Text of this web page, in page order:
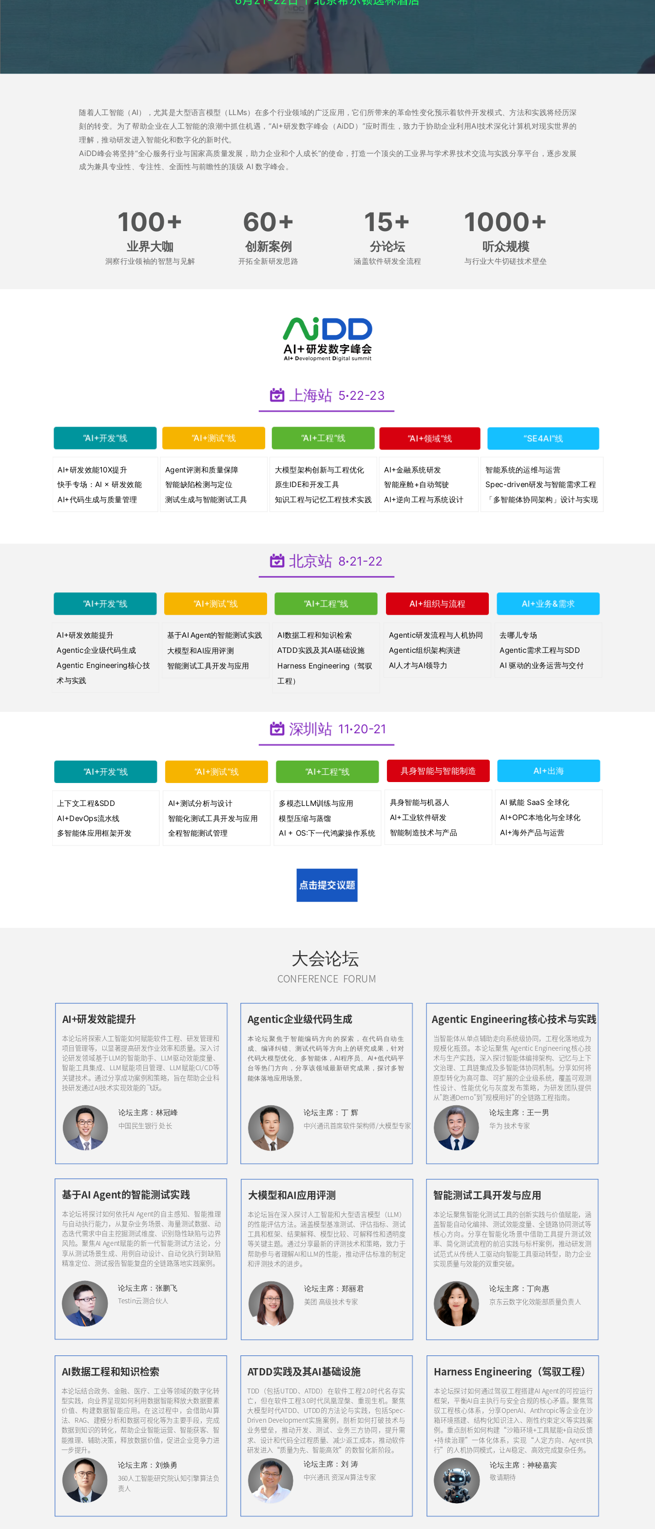
随着人工智能（AI），尤其是大型语言模型（LLMs）在多个行业领域的广泛应用，它们所带来的革命性变化预示着软件开发模式、方法和实践将经历深
刻的转变。为了帮助企业在人工智能的浪潮中抓住机遇，“AI+研发数字峰会（AiDD）”应时而生，致力于协助企业利用AI技术深化计算机对现实世界的
理解，推动研发进入智能化和数字化的新时代。
AiDD峰会将坚持“全心服务行业与国家高质量发展，助力企业和个人成长”的使命，打造一个顶尖的工业界与学术界技术交流与实践分享平台，逐步发展
成为兼具专业性、专注性、全面性与前瞻性的顶级 AI 数字峰会。
100+
业界大咖
洞察行业领袖的智慧与见解
60+
创新案例
开拓全新研发思路
15+
分论坛
涵盖软件研发全流程
1000+
听众规模
与行业大牛切磋技术壁垒
“AI+开发”线
AI+金融系统研发
智能座舱+自动驾驶
AI+逆向工程与系统设计
“AI+测试”线
智能系统的运维与运营
Spec-driven研发与智能需求工程
「多智能体协同架构」设计与实现
AI+研发效能10X提升
快手专场：AI × 研发效能
AI+代码生成与质量管理
Agent评测和质量保障
智能缺陷检测与定位
测试生成与智能测试工具
大模型架构创新与工程优化
原生IDE和开发工具
知识工程与记忆工程技术实践
“SE4AI”线
“AI+工程”线 “AI+领域”线
上海站 5·22-23
“AI+开发”线
Agentic研发流程与人机协同
Agentic组织架构演进
AI人才与AI领导力
“AI+测试”线
去哪儿专场
Agentic需求工程与SDD
AI 驱动的业务运营与交付
AI+研发效能提升
Agentic企业级代码生成
Agentic Engineering核心技
术与实践
基于AI Agent的智能测试实践
大模型和AI应用评测
智能测试工具开发与应用
AI数据工程和知识检索
ATDD实践及其AI基础设施
Harness Engineering（驾驭
工程）
AI+业务&需求
“AI+工程”线 AI+组织与流程
北京站 8·21-22
“AI+开发”线
具身智能与机器人
AI+工业软件研发
智能制造技术与产品
“AI+测试”线
AI 赋能 SaaS 全球化
AI+OPC本地化与全球化
AI+海外产品与运营
上下文工程&SDD
AI+DevOps流水线
多智能体应用框架开发
AI+测试分析与设计
智能化测试工具开发与应用
全程智能测试管理
多模态LLM训练与应用
模型压缩与蒸馏
AI + OS:下一代鸿蒙操作系统
AI+出海
“AI+工程”线 具身智能与智能制造
深圳站 11·20-21
点击提交议题
论坛主席 ：丁向惠
京东云数字化效能部质量负责人
本论坛聚焦智能化测试工具的创新实践与价值赋能，涵
盖智能自动化编排、测试效能度量、全链路协同测试等
核心方向。分享在智能化场景中借助工具提升测试效
率、简化测试流程的前沿实践与标杆案例，推动研发测
试范式从传统人工驱动向智能工具驱动转型，助力企业
实现质量与效能的双重突破。
智能测试工具开发与应用
论坛主席 ：丁 辉
中兴通讯首席软件架构师/大模型专家
本论坛聚焦于智能编码方向的探索，在代码自动生
成、编译纠错、测试代码等方向上的研究成果，针对
代码大模型优化、多智能体，AI程序员、AI+低代码平
台等热门方向，分享该领域最新研究成果，探讨多智
能体落地应用场景。
Agentic企业级代码生成
论坛主席 ：郑丽君
美团 高级技术专家
本论坛旨在深入探讨人工智能和大型语言模型（LLM）
的性能评估方法。涵盖模型基准测试、评估指标、测试
工具和框架、结果解释、模型比较、可解释性和透明度
等关键主题。通过分享最新的评测技术和策略，致力于
帮助参与者理解AI和LLM的性能，推动评估标准的制定
和评测技术的进步。
大模型和AI应用评测
论坛主席 ：林冠峰
中国民生银行 处长
本论坛将探索人工智能如何赋能软件工程、研发管理和
项目管理等，以显著提高研发作业效率和质量。深入讨
论研发领域基于LLM的智能助手、LLM驱动效能度量、
智能工具集成、LLM赋能项目管理、LLM赋能CI/CD等
关键技术。通过分享成功案例和策略，旨在帮助企业科
技研发通过AI技术实现效能的飞跃。
AI+研发效能提升
论坛主席： 王一男
华为 技术专家
当智能体从单点辅助走向系统级协同，工程化落地成为
规模化瓶颈。本论坛聚焦 Agentic Engineering核心技
术与生产实践，深入探讨智能体编排架构、记忆与上下
文治理、工具链集成及多智能体协同机制。分享如何将
原型转化为高可靠、可扩展的企业级系统，覆盖可观测
性设计、性能优化与灰度发布策略，为研发团队提供
从"跑通Demo"到"规模用好"的全链路工程指南。
Agentic Engineering核心技术与实践
论坛主席 ：刘 涛
中兴通讯 资深AI算法专家
TDD（包括UTDD、ATDD）在软件工程2.0时代名存实
亡，但在软件工程3.0时代凤凰涅槃、重现生机。聚焦
大模型时代ATDD、UTDD的方法论与实践，包括Spec-
Driven Development实施案例，剖析如何打破技术与
业务壁垒，推动开发、测试、业务三方协同，提升需
求、设计和代码全过程质量、减少返工成本，推动软件
研发进入“质量为先、智能高效”的数智化新阶段。
ATDD实践及其AI基础设施
大会论坛
CONFERENCE FORUM
论坛主席 ：刘焕勇
360人工智能研究院认知引擎算法负
责人
本论坛结合政务、金融、医疗、工业等领域的数字化转
型实践，向业界呈现如何利用数据智能释放大数据要素
价值、构建数据智能应用。在这过程中，会借助AI算
法、RAG、建模分析和数据可视化等为主要手段，完成
数据到知识的转化，帮助企业智能运营、智能获客、智
能推理、辅助决策，释放数据价值，促进企业竞争力进
一步提升。
AI数据工程和知识检索
敬请期待
本论坛探讨如何通过驾驭工程搭建AI Agent的可控运行
框架，平衡AI自主执行与安全合规的核心矛盾。聚焦驾
驭工程核心体系，分享OpenAI、Anthropic等企业在沙
箱环境搭建、结构化知识注入、刚性约束定义等实践案
例。重点剖析如何构建“沙箱环境+工具赋能+自动反馈
+持续治理”一体化体系，实现“人定方向、Agent执
行”的人机协同模式，让AI稳定、高效完成复杂任务。
Harness Engineering（驾驭工程）
论坛主席 ：神秘嘉宾
Testin云测合伙人
本论坛将探讨如何依托AI Agent的自主感知、智能推理
与自动执行能力，从复杂业务场景、海量测试数据、动
态迭代需求中自主挖掘测试维度、识别隐性缺陷与边界
风险。聚焦AI Agent赋能的新一代智能测试方法论，分
享从测试场景生成、用例自动设计、自动化执行到缺陷
精准定位、测试报告智能复盘的全链路落地实践案例。
基于AI Agent的智能测试实践
论坛主席 ：张鹏飞